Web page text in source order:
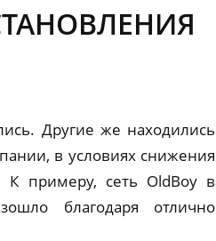
Другие же находились
в условиях снижения
примеру, сеть OldBoy в
благодаря отлично